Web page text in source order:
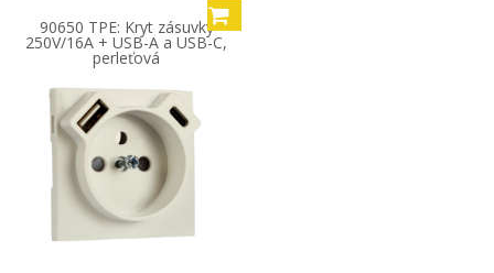
90650 TPE: Kryt zásuvky
250V/16A + USB-A a USB-C,
perleťová